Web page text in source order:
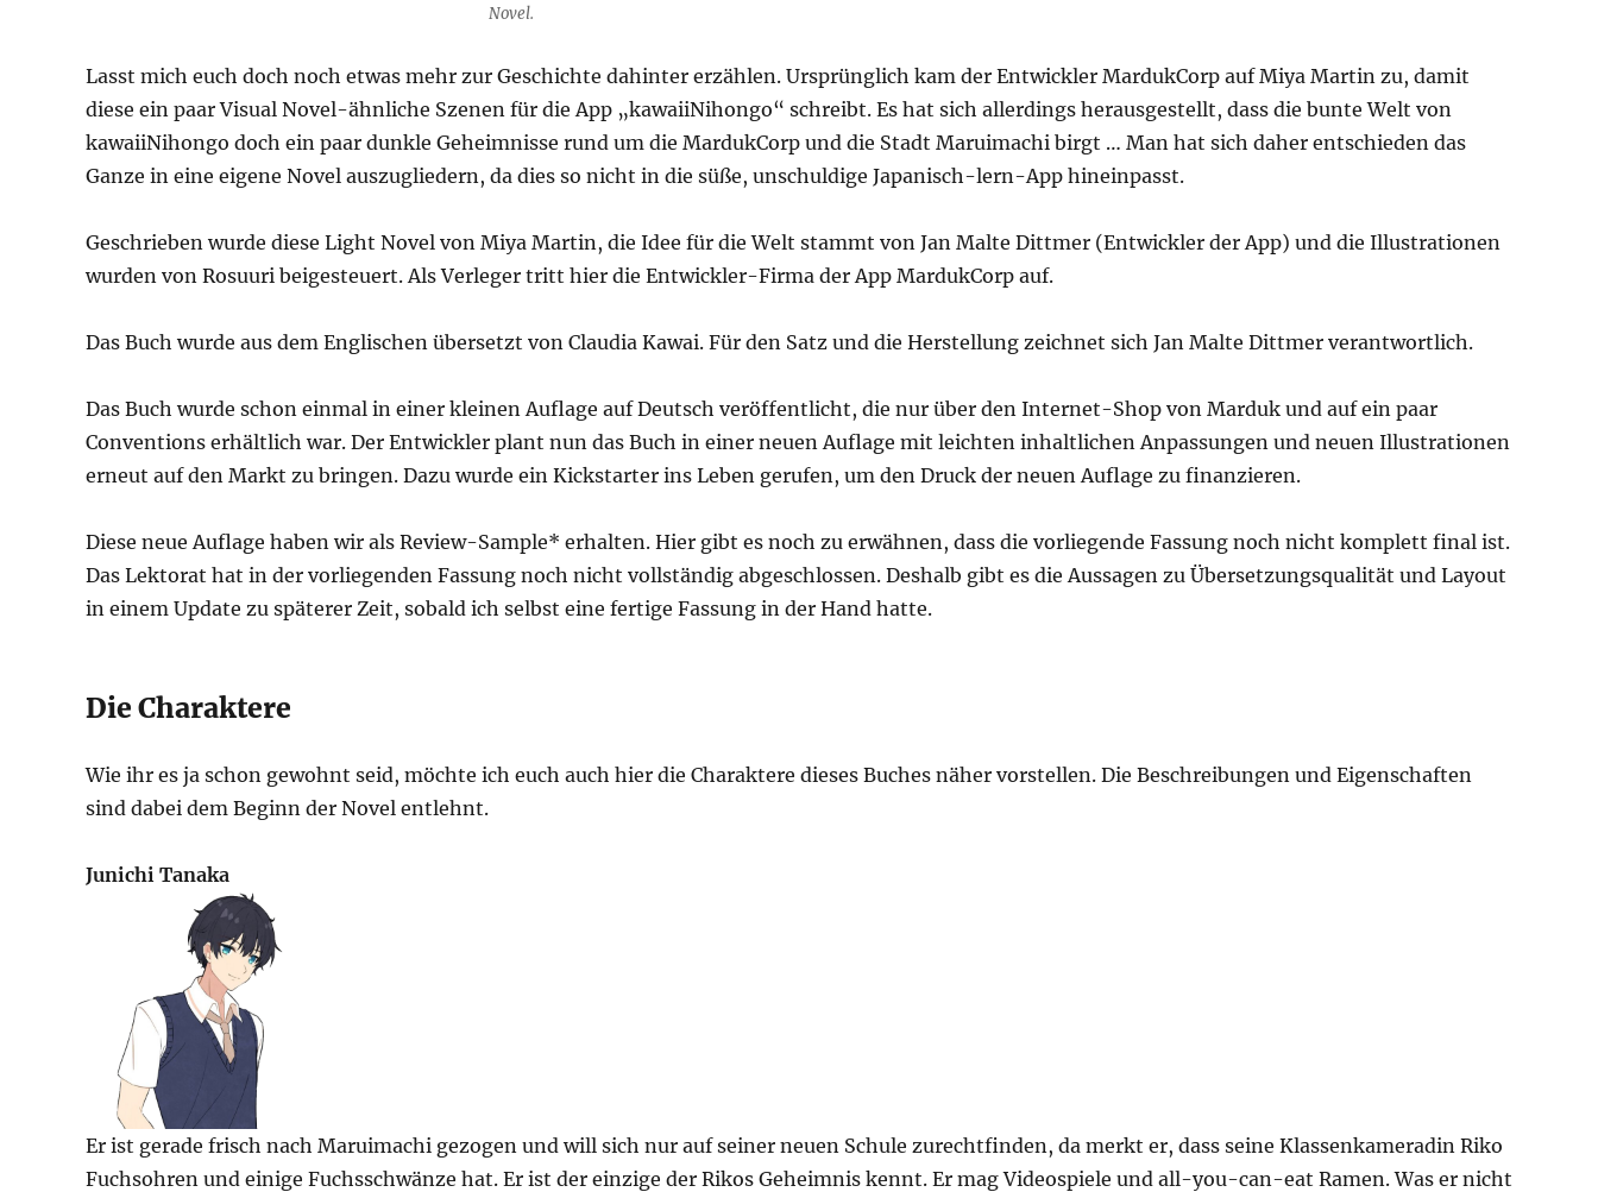
Novel.
Lasst mich euch doch noch etwas mehr zur Geschichte dahinter erzählen. Ursprünglich kam der Entwickler MardukCorp auf Miya Martin zu, damit
diese ein paar Visual Novel-ähnliche Szenen für die App „kawaiiNihongo“ schreibt. Es hat sich allerdings herausgestellt, dass die bunte Welt von
kawaiiNihongo doch ein paar dunkle Geheimnisse rund um die MardukCorp und die Stadt Maruimachi birgt … Man hat sich daher entschieden das
Ganze in eine eigene Novel auszugliedern, da dies so nicht in die süße, unschuldige Japanisch-lern-App hineinpasst.
Geschrieben wurde diese Light Novel von Miya Martin, die Idee für die Welt stammt von Jan Malte Dittmer (Entwickler der App) und die Illustrationen
wurden von Rosuuri beigesteuert. Als Verleger tritt hier die Entwickler-Firma der App MardukCorp auf.
Das Buch wurde aus dem Englischen übersetzt von Claudia Kawai. Für den Satz und die Herstellung zeichnet sich Jan Malte Dittmer verantwortlich.
Das Buch wurde schon einmal in einer kleinen Auflage auf Deutsch veröffentlicht, die nur über den Internet-Shop von Marduk und auf ein paar
Conventions erhältlich war. Der Entwickler plant nun das Buch in einer neuen Auflage mit leichten inhaltlichen Anpassungen und neuen Illustrationen
erneut auf den Markt zu bringen. Dazu wurde ein Kickstarter ins Leben gerufen, um den Druck der neuen Auflage zu finanzieren.
Diese neue Auflage haben wir als Review-Sample* erhalten. Hier gibt es noch zu erwähnen, dass die vorliegende Fassung noch nicht komplett final ist.
Das Lektorat hat in der vorliegenden Fassung noch nicht vollständig abgeschlossen. Deshalb gibt es die Aussagen zu Übersetzungsqualität und Layout
in einem Update zu späterer Zeit, sobald ich selbst eine fertige Fassung in der Hand hatte.
Die Charaktere
Wie ihr es ja schon gewohnt seid, möchte ich euch auch hier die Charaktere dieses Buches näher vorstellen. Die Beschreibungen und Eigenschaften
sind dabei dem Beginn der Novel entlehnt.
Junichi Tanaka
Er ist gerade frisch nach Maruimachi gezogen und will sich nur auf seiner neuen Schule zurechtfinden, da merkt er, dass seine Klassenkameradin Riko
Fuchsohren und einige Fuchsschwänze hat. Er ist der einzige der Rikos Geheimnis kennt. Er mag Videospiele und all-you-can-eat Ramen. Was er nicht